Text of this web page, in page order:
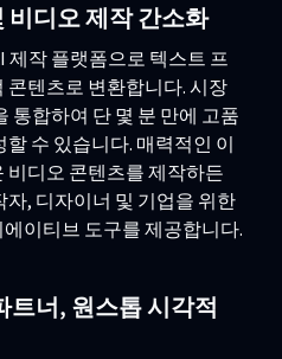
비디오 제작 간소화
제작 플랫폼으로 텍스트 프
텐츠로 변환합니다. 시장
통합하여 단 몇 분 만에 고품
수 있습니다. 매력적인 이
디오 콘텐츠를 제작하든
자, 디자이너 및 기업을 위한
이티브 도구를 제공합니다.
트너, 원스톱 시각적